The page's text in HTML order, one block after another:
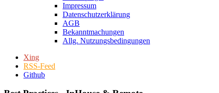
Impressum
Datenschutzerklärung
AGB
Bekanntmachungen
Allg. Nutzungsbedingungen
Xing
RSS-Feed
Github